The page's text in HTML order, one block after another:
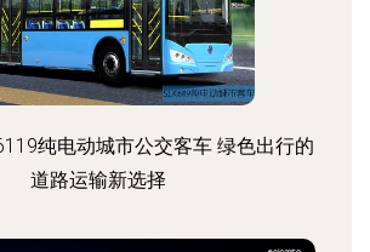
纯电动城市公交客车 绿色出行的
道路运输新选择